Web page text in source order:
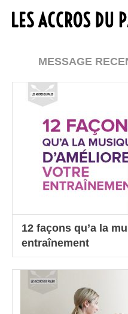
MESSAGE
12 façons qu’a la
entraînement